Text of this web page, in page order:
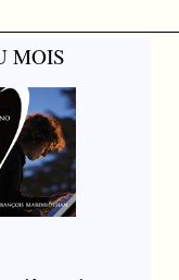
MOIS